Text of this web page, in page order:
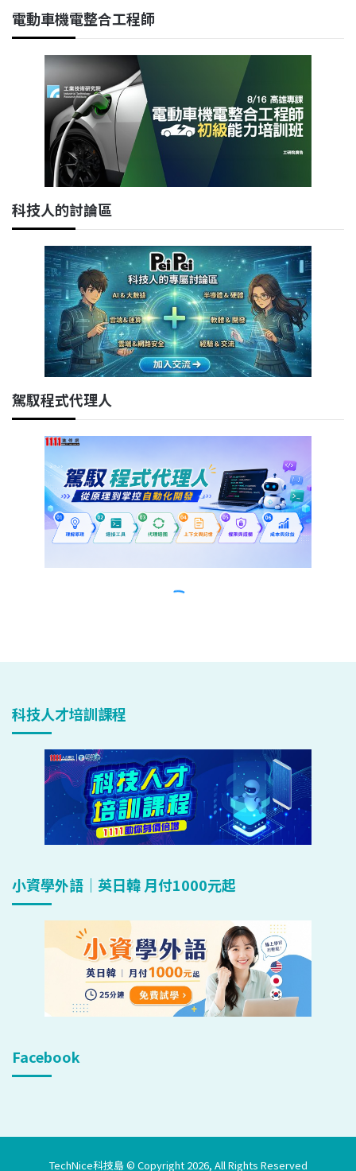
科技人才培訓課程
小資學外語｜英日韓 月付1000元起
Facebook
TechNice科技島 © Copyright 2026, All Rights Reserved